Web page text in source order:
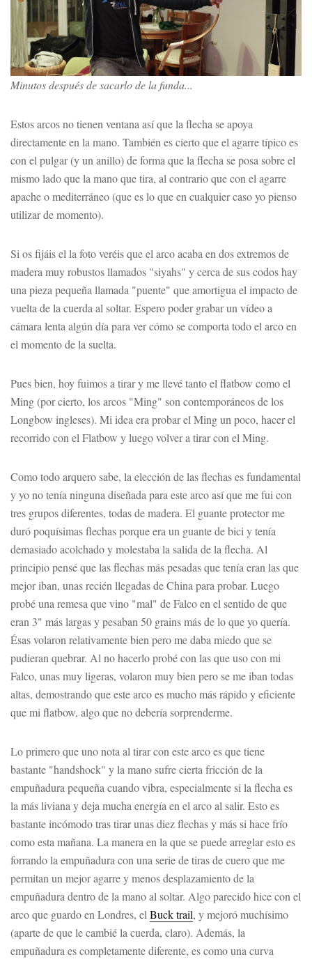
Minutos después de sacarlo de la funda...
Estos arcos no tienen ventana así que la flecha se apoya
directamente en la mano. También es cierto que el agarre típico es
con el pulgar (y un anillo) de forma que la flecha se posa sobre el
mismo lado que la mano que tira, al contrario que con el agarre
apache o mediterráneo (que es lo que en cualquier caso yo pienso
utilizar de momento).
Si os fijáis el la foto veréis que el arco acaba en dos extremos de
madera muy robustos llamados "siyahs" y cerca de sus codos hay
una pieza pequeña llamada "puente" que amortigua el impacto de
vuelta de la cuerda al soltar. Espero poder grabar un vídeo a
cámara lenta algún día para ver cómo se comporta todo el arco en
el momento de la suelta.
Pues bien, hoy fuimos a tirar y me llevé tanto el flatbow como el
Ming (por cierto, los arcos "Ming" son contemporáneos de los
Longbow ingleses). Mi idea era probar el Ming un poco, hacer el
recorrido con el Flatbow y luego volver a tirar con el Ming.
Como todo arquero sabe, la elección de las flechas es fundamental
y yo no tenía ninguna diseñada para este arco así que me fui con
tres grupos diferentes, todas de madera. El guante protector me
duró poquísimas flechas porque era un guante de bici y tenía
demasiado acolchado y molestaba la salida de la flecha. Al
principio pensé que las flechas más pesadas que tenía eran las que
mejor iban, unas recién llegadas de China para probar. Luego
probé una remesa que vino "mal" de Falco en el sentido de que
eran 3" más largas y pesaban 50 grains más de lo que yo quería.
Ésas volaron relativamente bien pero me daba miedo que se
pudieran quebrar. Al no hacerlo probé con las que uso con mi
Falco, unas muy ligeras, volaron muy bien pero se me iban todas
altas, demostrando que este arco es mucho más rápido y eficiente
que mi flatbow, algo que no debería sorprenderme.
Lo primero que uno nota al tirar con este arco es que tiene
bastante "handshock" y la mano sufre cierta fricción de la
empuñadura pequeña cuando vibra, especialmente si la flecha es
la más liviana y deja mucha energía en el arco al salir. Esto es
bastante incómodo tras tirar unas diez flechas y más si hace frío
como esta mañana. La manera en la que se puede arreglar esto es
forrando la empuñadura con una serie de tiras de cuero que me
permitan un mejor agarre y menos desplazamiento de la
empuñadura dentro de la mano al soltar. Algo parecido hice con el
arco que guardo en Londres, el Buck trail, y mejoró muchísimo
(aparte de que le cambié la cuerda, claro). Además, la
empuñadura es completamente diferente, es como una curva